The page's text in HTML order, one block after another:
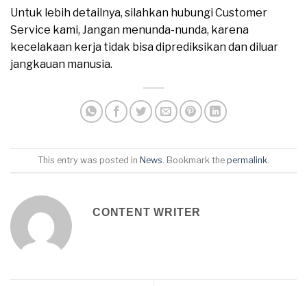
Untuk lebih detailnya, silahkan hubungi Customer
Service kami, Jangan menunda-nunda, karena
kecelakaan kerja tidak bisa diprediksikan dan diluar
jangkauan manusia.
This entry was posted in News . Bookmark the permalink
CONTENT WRITER